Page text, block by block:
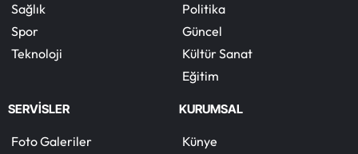
Sağlık
Spor
Teknoloji
Politika
Güncel
Kültür Sanat
Eğitim
SERVİSLER
Foto Galeriler
KURUMSAL
Künye